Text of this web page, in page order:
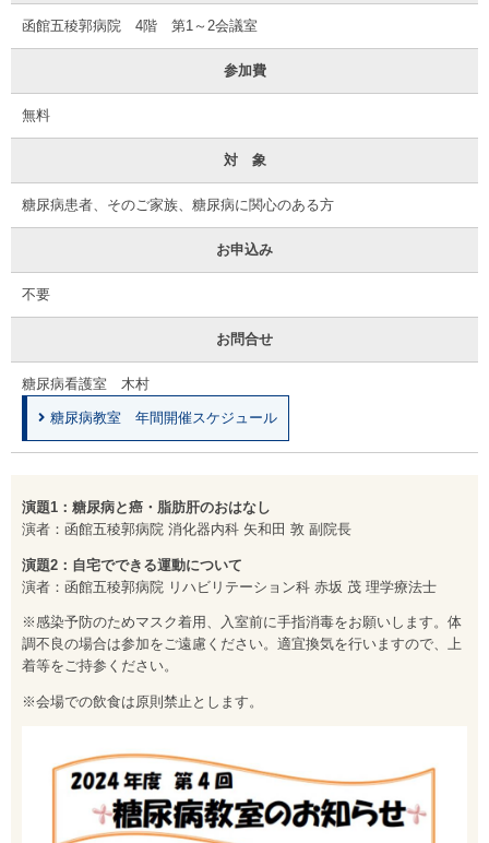
函館五稜郭病院 4階 第1～2会議室
参加費
無料
対 象
糖尿病患者、そのご家族、糖尿病に関心のある方
お申込み
不要
お問合せ
糖尿病看護室 木村
糖尿病教室 年間開催スケジュール
演題1：糖尿病と癌・脂肪肝のおはなし
演者：函館五稜郭病院 消化器内科 矢和田 敦 副院長
演題2：自宅でできる運動について
演者：函館五稜郭病院 リハビリテーション科 赤坂 茂 理学療法士
※感染予防のためマスク着用、入室前に手指消毒をお願いします。体
調不良の場合は参加をご遠慮ください。適宜換気を行いますので、上
着等をご持参ください。
※会場での飲食は原則禁止とします。